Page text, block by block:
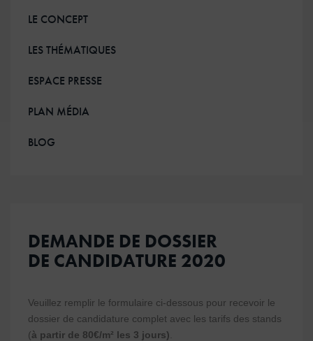
LE CONCEPT
LES THÉMATIQUES
ESPACE PRESSE
PLAN MÉDIA
BLOG
DEMANDE DE DOSSIER
DE CANDIDATURE 2020
Veuillez remplir le formulaire ci-dessous pour recevoir le
dossier de candidature complet avec les tarifs des stands
(à partir de 80€/m² les 3 jours)